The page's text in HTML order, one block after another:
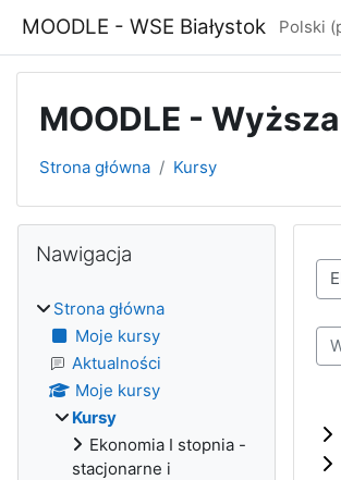
MOODLE - WSE Białystok Polski
MOODLE -
Strona główna Kursy
Bloki
Nawigacja
Strona główna
Moje kursy
Aktualności
Moje kursy
Kursy
Ekonomia I stopnia -
stacjonarne i